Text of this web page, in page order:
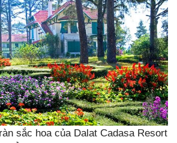
sắc hoa của Dalat Cadasa Resort